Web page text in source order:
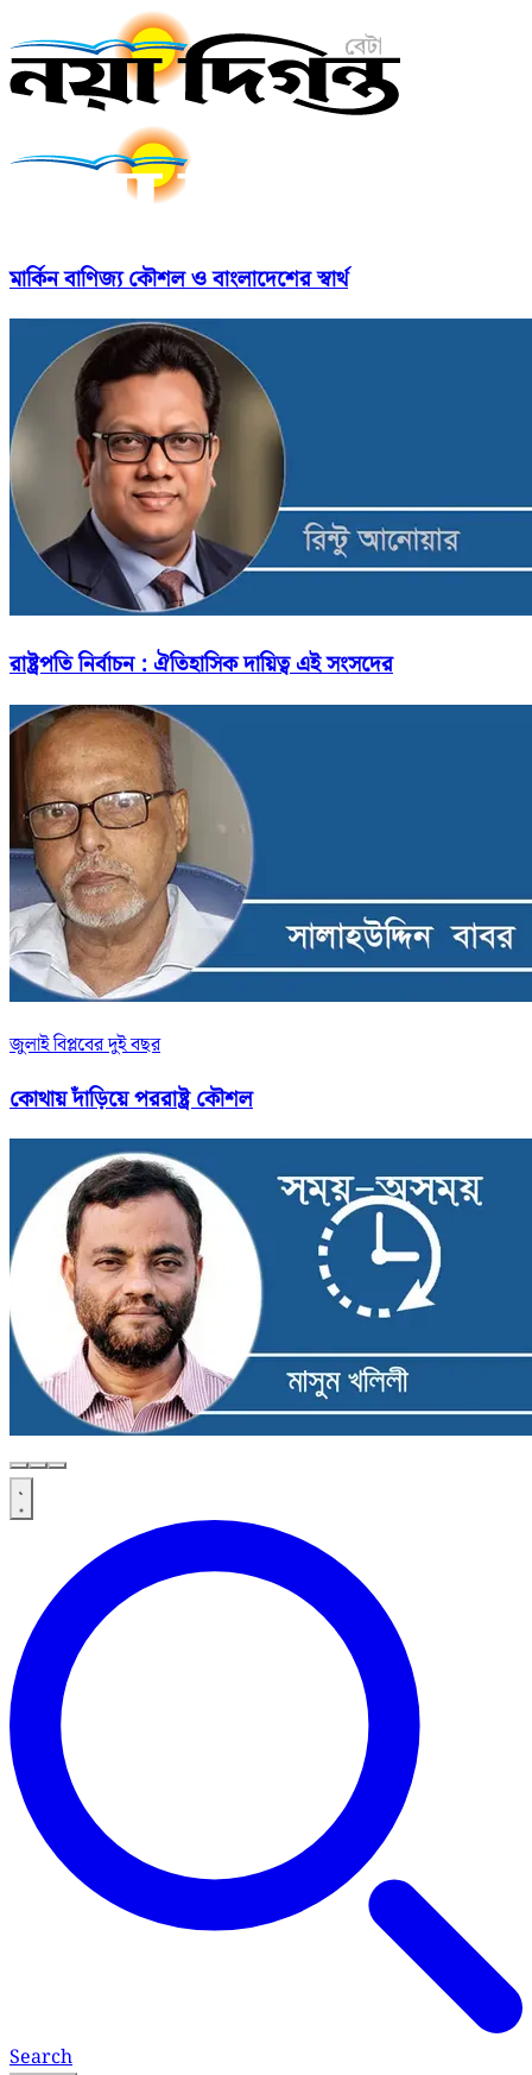
মার্কিন বাণিজ্য কৌশল ও বাংলাদেশের স্বার্থ
রাষ্ট্রপতি নির্বাচন : ঐতিহাসিক দায়িত্ব এই সংসদের
জুলাই বিপ্লবের দুই বছর
কোথায় দাঁড়িয়ে পররাষ্ট্র কৌশল
Search